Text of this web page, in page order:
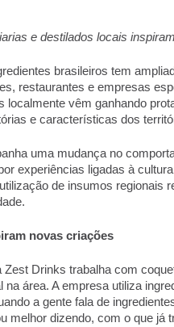
e destilados locais
brasileiros tem
restaurantes e empresas
localmente vêm ganhando
e características dos
uma mudança no
experiências ligadas à
de insumos regionais
novas criações
Zest Drinks trabalha com
na área. A empresa utiliza
a gente fala de
melhor dizendo, com o que